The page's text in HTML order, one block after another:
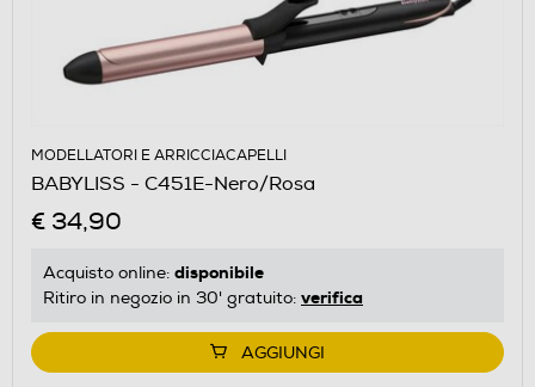
MODELLATORI E ARRICCIACAPELLI
BABYLISS - C451E-Nero/Rosa
€ 34,90
Acquisto online: disponibile
Ritiro in negozio in 30' gratuito: verifica
AGGIUNGI